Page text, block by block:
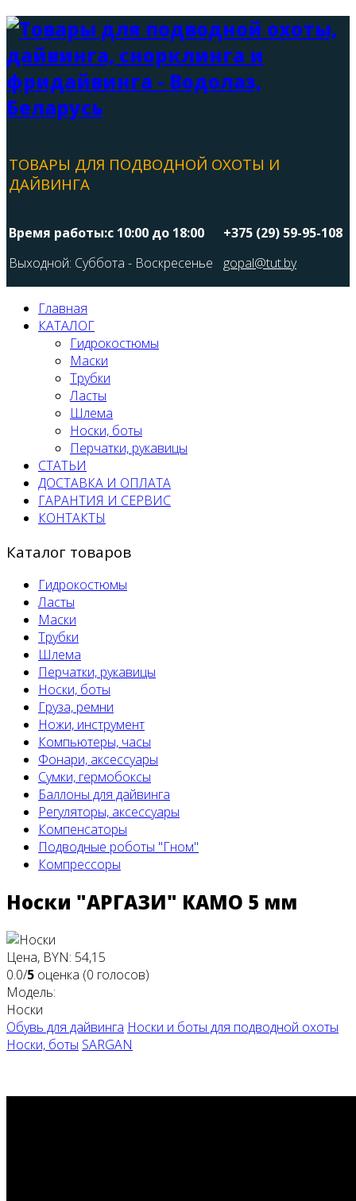
ТОВАРЫ ДЛЯ ПОДВОДНОЙ ОХОТЫ И
ДАЙВИНГА
Время работы:с 10:00 до 18:00
Выходной: Суббота - Воскресенье
+375 (29) 59-95-108
gopal@tut.by
Главная
КАТАЛОГ
Гидрокостюмы
Маски
Трубки
Ласты
Шлема
Носки, боты
Перчатки, рукавицы
СТАТЬИ
ДОСТАВКА И ОПЛАТА
ГАРАНТИЯ И СЕРВИС
КОНТАКТЫ
Каталог товаров
Гидрокостюмы
Ласты
Маски
Трубки
Шлема
Перчатки, рукавицы
Носки, боты
Груза, ремни
Ножи, инструмент
Компьютеры, часы
Фонари, аксессуары
Сумки, гермобоксы
Баллоны для дайвинга
Регуляторы, аксессуары
Компенсаторы
Подводные роботы "Гном"
Компрессоры
Носки "АРГАЗИ" КАМО 5 мм
Цена, BYN: 54,15
0.0/5 оценка (0 голосов)
Модель:
Носки
Обувь для дайвинга Носки и боты для подводной охоты
Носки, боты SARGAN